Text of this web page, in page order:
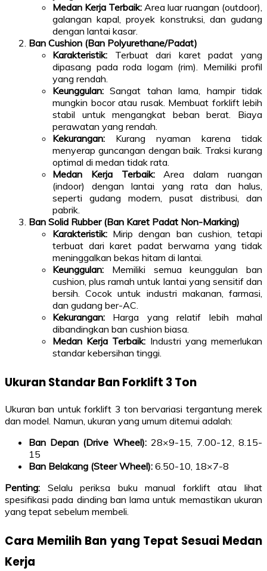
Medan Kerja Terbaik: Area luar ruangan (outdoor),
galangan kapal, proyek konstruksi, dan gudang
dengan lantai kasar.
Ban Cushion (Ban Polyurethane/Padat)
Karakteristik: Terbuat dari karet padat yang
dipasang pada roda logam (rim). Memiliki profil
yang rendah.
Keunggulan: Sangat tahan lama, hampir tidak
mungkin bocor atau rusak. Membuat forklift lebih
stabil untuk mengangkat beban berat. Biaya
perawatan yang rendah.
Kekurangan: Kurang nyaman karena tidak
menyerap guncangan dengan baik. Traksi kurang
optimal di medan tidak rata.
Medan Kerja Terbaik:Area dalam ruangan
(indoor) dengan lantai yang rata dan halus,
seperti gudang modern, pusat distribusi, dan
pabrik.
Ban Solid Rubber (Ban Karet Padat Non-Marking)
Karakteristik: Mirip dengan ban cushion, tetapi
terbuat dari karet padat berwarna yang tidak
meninggalkan bekas hitam di lantai.
Keunggulan: Memiliki semua keunggulan ban
cushion, plus ramah untuk lantai yang sensitif dan
bersih. Cocok untuk industri makanan, farmasi,
dan gudang ber-AC.
Kekurangan: Harga yang relatif lebih mahal
dibandingkan ban cushion biasa.
Medan Kerja Terbaik: Industri yang memerlukan
standar kebersihan tinggi.
Ukuran Standar Ban Forklift 3 Ton
Ukuran ban untuk forklift 3 ton bervariasi tergantung merek
dan model. Namun, ukuran yang umum ditemui adalah:
Ban Depan (Drive Wheel):28×9-15, 7.00-12, 8.15-
15
Ban Belakang (Steer Wheel): 6.50-10, 18×7-8
Penting: Selalu periksa buku manual forklift atau lihat
spesifikasi pada dinding ban lama untuk memastikan ukuran
yang tepat sebelum membeli.
Cara Memilih Ban yang Tepat Sesuai Medan
Kerja